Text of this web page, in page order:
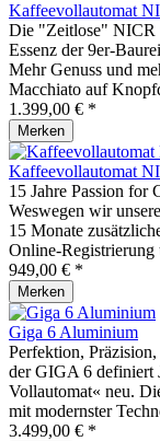
Kaffeevollautomat
Die "Zeitlose" NICR
Essenz der 9er-
Mehr Genuss und
Macchiato auf
1.399,00 € *
Merken
Kaffeevollautomat
15 Jahre Passion
Weswegen wir
15 Monate
Online-Registrierung
949,00 € *
Merken
Giga 6 Aluminium
Perfektion,
der GIGA 6 definiert
Vollautomat« neu.
mit modernster
3.499,00 € *